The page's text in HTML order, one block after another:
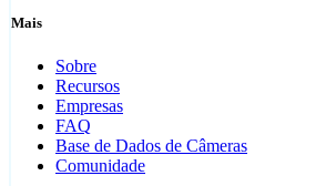
Mais
Sobre
Recursos
Empresas
FAQ
Base de Dados de Câmeras
Comunidade